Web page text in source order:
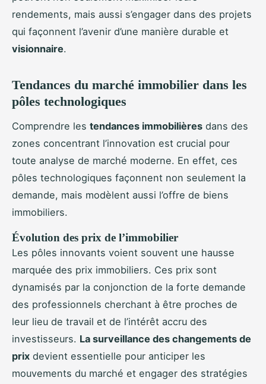
rendements, mais aussi s’engager dans des projets
qui façonnent l’avenir d’une manière durable et
visionnaire.
Tendances du marché immobilier dans les
pôles technologiques
Comprendre les tendances immobilières dans des
zones concentrant l’innovation est crucial pour
toute analyse de marché moderne. En effet, ces
pôles technologiques façonnent non seulement la
demande, mais modèlent aussi l’offre de biens
immobiliers.
Évolution des prix de l’immobilier
Les pôles innovants voient souvent une hausse
marquée des prix immobiliers. Ces prix sont
dynamisés par la conjonction de la forte demande
des professionnels cherchant à être proches de
leur lieu de travail et de l’intérêt accru des
investisseurs. La surveillance des changements de
prix devient essentielle pour anticiper les
mouvements du marché et engager des stratégies